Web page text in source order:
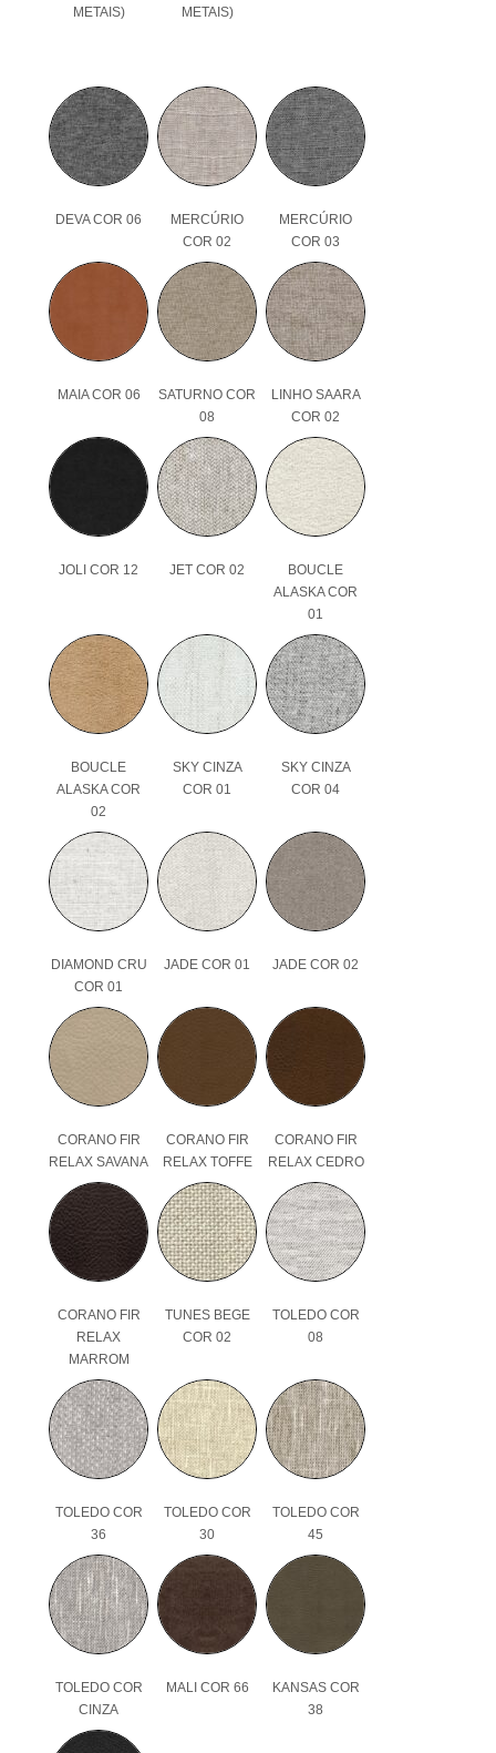
METAIS) METAIS)
DEVA COR 06
MERCÚRIO
COR 02
MERCÚRIO
COR 03
MAIA COR 06
SATURNO COR
08
LINHO SAARA
COR 02
JOLI COR 12 JET COR 02
BOUCLE
ALASKA COR
01
BOUCLE
ALASKA COR
02
SKY CINZA
COR 01
SKY CINZA
COR 04
DIAMOND CRU
COR 01
JADE COR 01 JADE COR 02
CORANO FIR
RELAX SAVANA
CORANO FIR
RELAX TOFFE
CORANO FIR
RELAX CEDRO
CORANO FIR
RELAX
MARROM
TUNES BEGE
COR 02
TOLEDO COR
08
TOLEDO COR
36
TOLEDO COR
30
TOLEDO COR
45
TOLEDO COR
CINZA
MALI COR 66
KANSAS COR
38